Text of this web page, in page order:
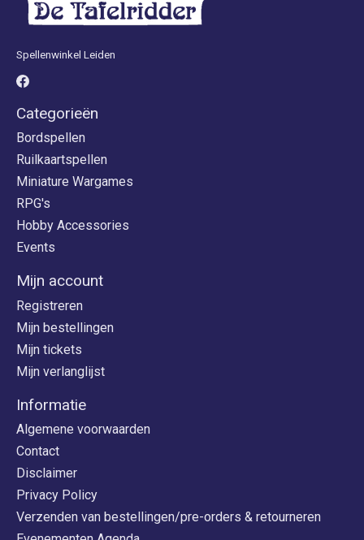
Spellenwinkel Leiden
Categorieën
Bordspellen
Ruilkaartspellen
Miniature Wargames
RPG's
Hobby Accessories
Events
Mijn account
Registreren
Mijn bestellingen
Mijn tickets
Mijn verlanglijst
Informatie
Algemene voorwaarden
Contact
Disclaimer
Privacy Policy
Verzenden van bestellingen/pre-orders & retourneren